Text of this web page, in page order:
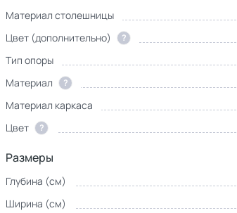
Материал столешницы
Цвет (дополнительно)
?
Тип опоры
Материал
?
Материал каркаса
Цвет
?
Размеры
Глубина (см)
Ширина (см)